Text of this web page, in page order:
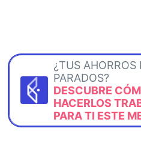
¿TUS AHORROS
PARADOS?
DESCUBRE
HACERLOS
PARA TI ESTE